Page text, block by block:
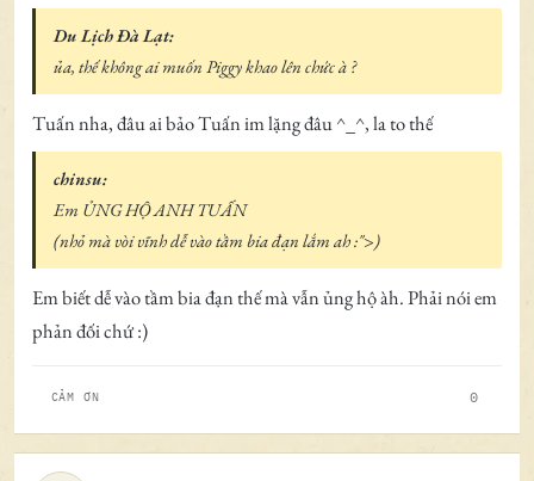
Du Lịch Đà Lạt:
ủa, thế không ai muốn Piggy khao lên chức à ?
Tuấn nha, đâu ai bảo Tuấn im lặng đâu ^_^, la to thế
chinsu:
Em ỦNG HỘ ANH TUẤN
(nhỏ mà vòi vĩnh dễ vào tầm bia đạn lắm ah :">)
Em biết dễ vào tầm bia đạn thế mà vẫn ủng hộ àh. Phải nói em
phản đối chứ :)
CẢM ƠN 0